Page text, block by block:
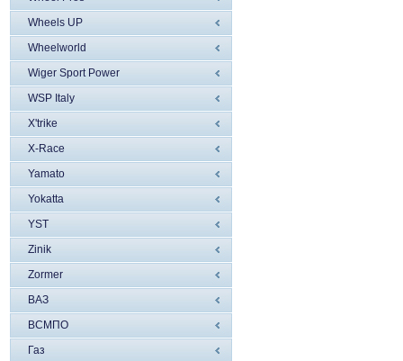
Wheels UP
Wheelworld
Wiger Sport Power
WSP Italy
X'trike
X-Race
Yamato
Yokatta
YST
Zinik
Zormer
ВАЗ
ВСМПО
Газ